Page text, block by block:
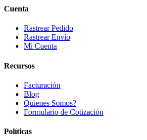
Cuenta
Rastrear Pedido
Rastrear Envío
Mi Cuenta
Recursos
Facturación
Blog
Quienes Somos?
Formulario de Cotización
Políticas